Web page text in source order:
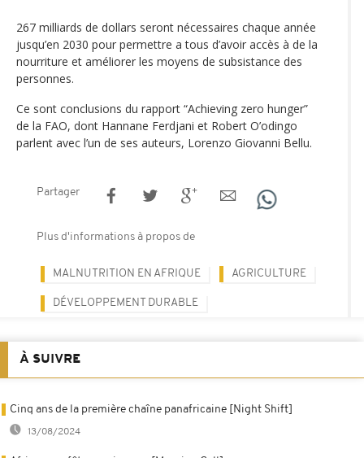
267 milliards de dollars seront nécessaires chaque année
jusqu’en 2030 pour permettre a tous d’avoir accès à de la
nourriture et améliorer les moyens de subsistance des
personnes.
Ce sont conclusions du rapport “Achieving zero hunger”
de la FAO, dont Hannane Ferdjani et Robert O’odingo
parlent avec l’un de ses auteurs, Lorenzo Giovanni Bellu.
Partager
Plus d'informations à propos de
MALNUTRITION EN AFRIQUE AGRICULTURE
DÉVELOPPEMENT DURABLE
À SUIVRE
Cinq ans de la première chaîne panafricaine [Night Shift]
13/08/2024